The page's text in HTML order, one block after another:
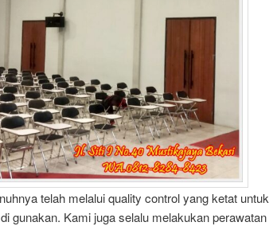
telah melalui quality control yang ketat untuk
gunakan. Kami juga selalu melakukan perawatan